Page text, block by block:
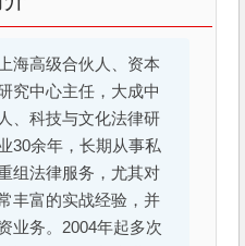
海高级合伙人、资本
究中心主任，大成中
、科技与文化法律研
30余年，长期从事私
组法律服务，尤其对
丰富的实战经验，并
业务。2004年起多次